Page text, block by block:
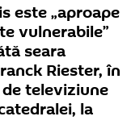
este „aproape
vulnerabile”
seara
Riester, în
televiziune
la